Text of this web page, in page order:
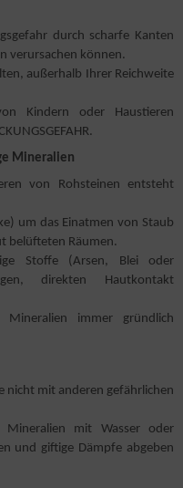
durch scharfe Kanten
verursachen können.
außerhalb Ihrer Reichweite
Kindern oder Haustieren
Mineralien
von Rohsteinen entsteht
um das Einatmen von Staub
belüfteten Räumen.
Stoffe (Arsen, Blei oder
direkten Hautkontakt
immer gründlich
nicht mit anderen gefährlichen
mit Wasser oder
und giftige Dämpfe abgeben